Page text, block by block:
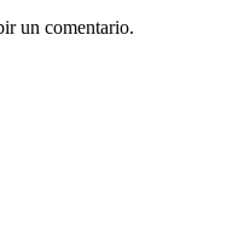
un comentario.